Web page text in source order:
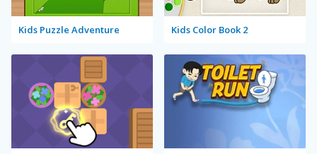
Kids Puzzle Adventure Kids Color Book 2